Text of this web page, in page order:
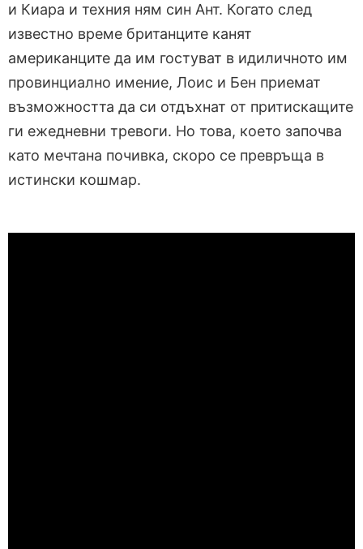
и Киaра и техния ням син Ант. Когато след
известно време британците канят
американците да им гостуват в идиличното им
провинциално имение, Лоис и Бен приемат
възможността да си отдъхнат от притискащите
ги ежедневни тревоги. Но това, което започва
като мечтана почивка, скоро се превръща в
истински кошмар.